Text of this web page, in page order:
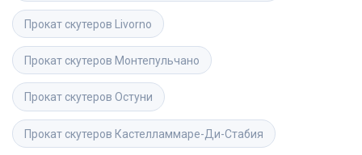
Прокат скутеров Livorno
Прокат скутеров Монтепульчано
Прокат скутеров Остуни
Прокат скутеров Кастелламмаре-Ди-Стабия